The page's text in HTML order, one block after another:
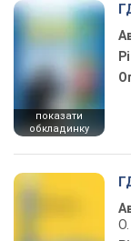
показати
обкладинку